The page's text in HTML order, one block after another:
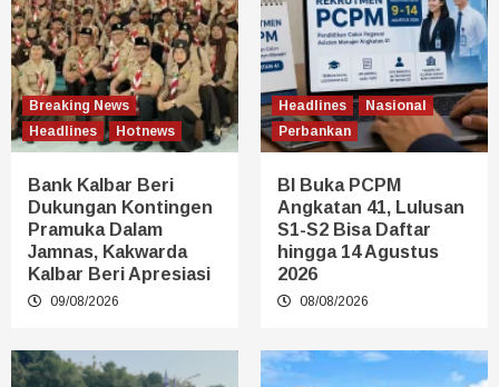
Breaking News
Headlines
Hotnews
Bank Kalbar Beri
Dukungan Kontingen
Pramuka Dalam
Jamnas, Kakwarda
Kalbar Beri Apresiasi
09/08/2026
Headlines
Nasional
Perbankan
BI Buka PCPM
Angkatan 41, Lulusan
S1-S2 Bisa Daftar
hingga 14 Agustus
2026
08/08/2026